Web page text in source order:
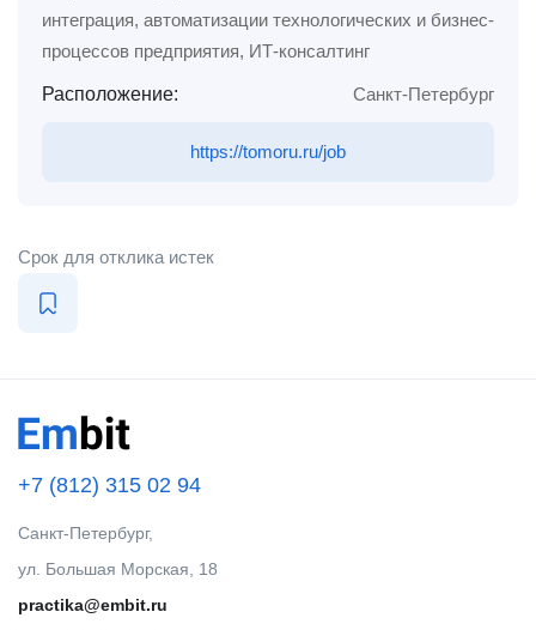
интеграция, автоматизации технологических и бизнес-
процессов предприятия, ИТ-консалтинг
Расположение: Санкт-Петербург
https://tomoru.ru/job
Срок для отклика истек
+7 (812) 315 02 94
Санкт-Петербург,
ул. Большая Морская, 18
practika@embit.ru